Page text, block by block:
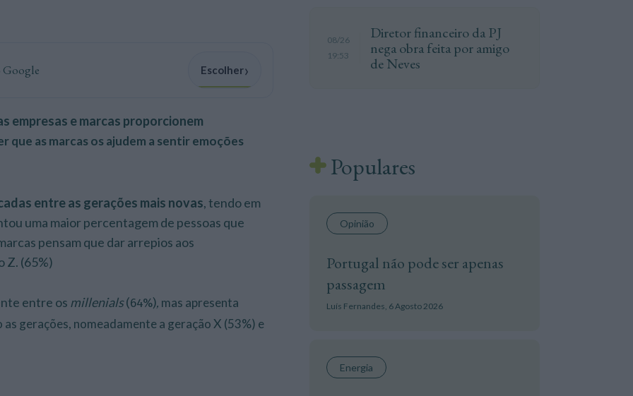
Google Escolher›
empresas e marcas proporcionem
que as marcas os ajudem a sentir emoções
entre as gerações mais novas, tendo em
uma maior percentagem de pessoas que
pensam que dar arrepios aos
Z. (65%)
entre os millenials(64%), mas apresenta
gerações, nomeadamente a geraçãoX (53%) e
08/26
19:53
Diretor financeiro da PJ
nega obra feita por amigo
de Neves
Populares
Opinião
Portugal não pode ser apenas
passagem
Luís Fernandes, 6 Agosto 2026
Energia